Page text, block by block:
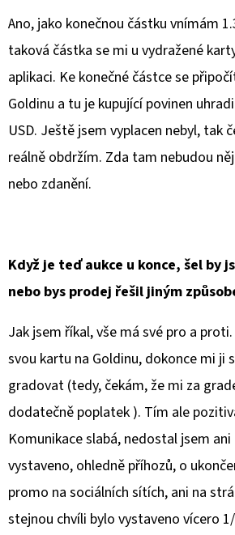
Ano, jako konečnou částku vnímám
taková částka se mi u vydražené
aplikaci. Ke konečné částce se
Goldinu a tu je kupující povinen
USD. Ještě jsem vyplacen nebyl, tak
reálně obdržím. Zda tam nebudou
nebo zdanění.
Když je teď aukce u konce, šel by
nebo bys prodej řešil jiným
Jak jsem říkal, vše má své pro a
svou kartu na Goldinu, dokonce mi ji
gradovat (tedy, čekám, že mi za
dodatečně poplatek ). Tím ale
Komunikace slabá, nedostal jsem
vystaveno, ohledně příhozů, o
promo na sociálních sítích, ani na
stejnou chvíli bylo vystaveno vícero